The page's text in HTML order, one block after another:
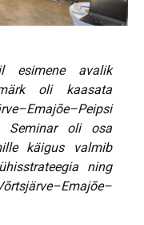
avalik
oli kaasata
Seminar oli osa
käigus valmib
ning